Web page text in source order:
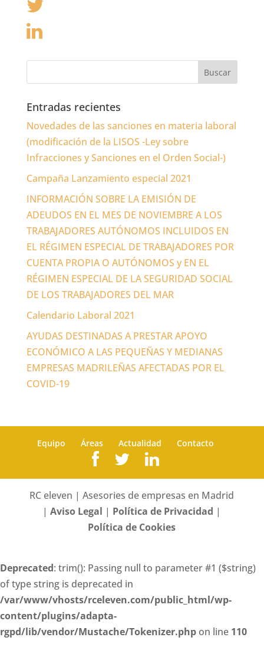
Entradas recientes
Novedades de las sanciones en materia laboral
(modificación de la LISOS -Ley sobre
Infracciones y Sanciones en el Orden Social-)
Campaña Lanzamiento especial 2021
INFORMACIÓN SOBRE LA EMISIÓN DE
ADEUDOS EN EL MES DE NOVIEMBRE A LOS
TRABAJADORES AUTÓNOMOS INCLUIDOS EN
EL RÉGIMEN ESPECIAL DE TRABAJADORES POR
CUENTA PROPIA O AUTÓNOMOS y EN EL
RÉGIMEN ESPECIAL DE LA SEGURIDAD SOCIAL
DE LOS TRABAJADORES DEL MAR
Calendario Laboral 2021
AYUDAS DESTINADAS A PRESTAR APOYO
ECONÓMICO A LAS PEQUEÑAS Y MEDIANAS
EMPRESAS MADRILEÑAS AFECTADAS POR EL
COVID-19
Equipo Áreas Actualidad Contacto
RC eleven | Asesories de empresas en Madrid
|Aviso Legal | Política de Privacidad |
Política de Cookies
Deprecated: trim(): Passing null to parameter #1 ($string)
of type string is deprecated in
/var/www/vhosts/rceleven.com/public_html/wp-
content/plugins/adapta-
rgpd/lib/vendor/Mustache/Tokenizer.php on line 110